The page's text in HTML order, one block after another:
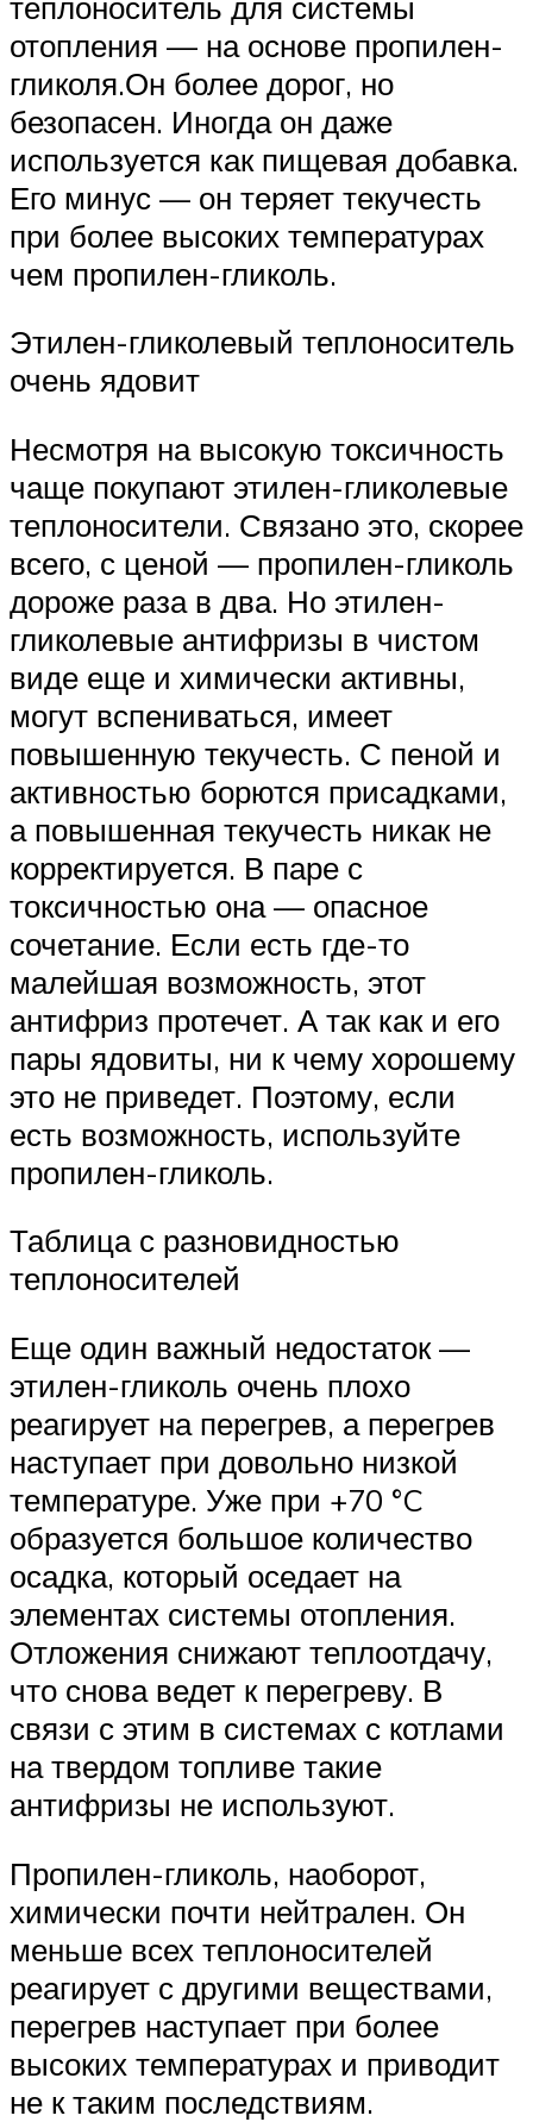
отопления — на основе пропилен-
гликоля.Он более дорог, но
безопасен. Иногда он даже
используется как пищевая добавка.
Его минус — он теряет текучесть
при более высоких температурах
чем пропилен-гликоль.
Этилен-гликолевый теплоноситель
очень ядовит
Несмотря на высокую токсичность
чаще покупают этилен-гликолевые
теплоносители. Связано это, скорее
всего, с ценой — пропилен-гликоль
дороже раза в два. Но этилен-
гликолевые антифризы в чистом
виде еще и химически активны,
могут вспениваться, имеет
повышенную текучесть. С пеной и
активностью борются присадками,
а повышенная текучесть никак не
корректируется. В паре с
токсичностью она — опасное
сочетание. Если есть где-то
малейшая возможность, этот
антифриз протечет. А так как и его
пары ядовиты, ни к чему хорошему
это не приведет. Поэтому, если
есть возможность, используйте
пропилен-гликоль.
Таблица с разновидностью
теплоносителей
Еще один важный недостаток —
этилен-гликоль очень плохо
реагирует на перегрев, а перегрев
наступает при довольно низкой
температуре. Уже при +70 °C
образуется большое количество
осадка, который оседает на
элементах системы отопления.
Отложения снижают теплоотдачу,
что снова ведет к перегреву. В
связи с этим в системах с котлами
на твердом топливе такие
антифризы не используют.
Пропилен-гликоль, наоборот,
химически почти нейтрален. Он
меньше всех теплоносителей
реагирует с другими веществами,
перегрев наступает при более
высоких температурах и приводит
не к таким последствиям.